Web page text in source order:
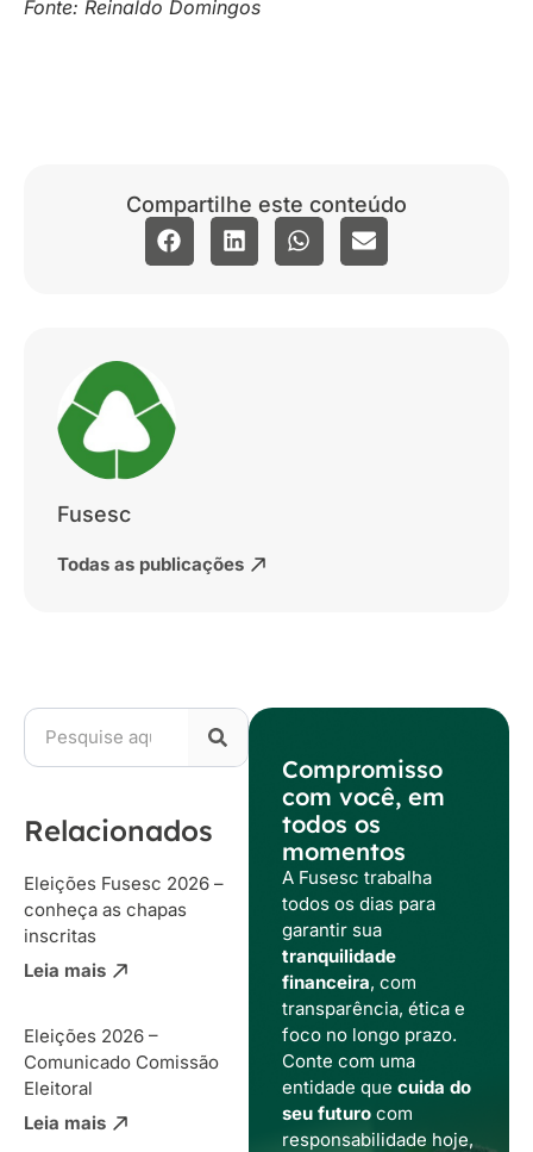
Fonte: Reinaldo Domingos
Compartilhe este conteúdo
Fusesc
Todas as publicações
Relacionados
Eleições Fusesc 2026 –
conheça as chapas
inscritas
Leia mais
Eleições 2026 –
Comunicado Comissão
Eleitoral
Leia mais
Compromisso
com você, em
todos os
momentos
A Fusesc trabalha
todos os dias para
garantir sua
tranquilidade
financeira, com
transparência, ética e
foco no longo prazo.
Conte com uma
entidade que cuida do
seu futurocom
responsabilidade hoje,